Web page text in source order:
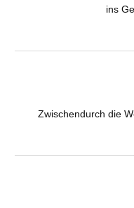
ins
Zwischendurch die